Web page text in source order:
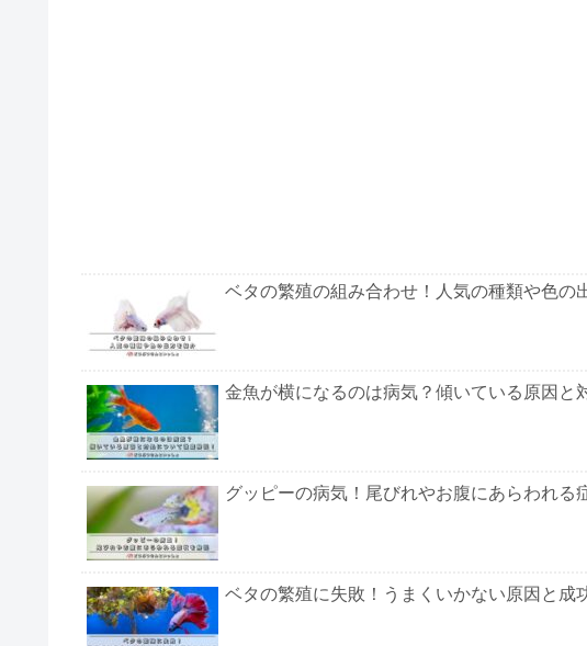
ベタの繁殖の組み合わせ！人気の種類や色の
金魚が横になるのは病気？傾いている原因と
グッピーの病気！尾びれやお腹にあらわれる
ベタの繁殖に失敗！うまくいかない原因と成